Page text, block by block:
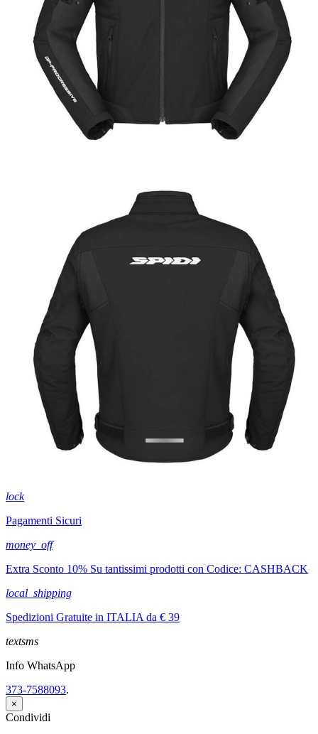
lock
Pagamenti Sicuri
money_off
Extra Sconto 10% Su tantissimi prodotti con Codice: CASHBACK
local_shipping
Spedizioni Gratuite in ITALIA da € 39
textsms
Info WhatsApp
373-7588093.
×
Condividi